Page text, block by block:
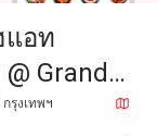
แอท
Grand
รุงเทพฯ